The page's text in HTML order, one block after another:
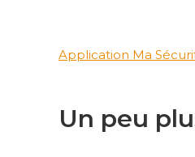
Application Ma
Un peu